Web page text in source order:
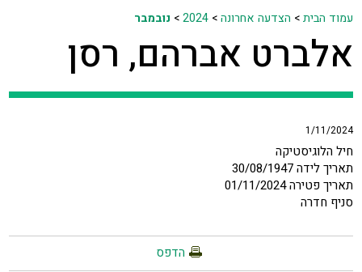
עמוד הבית> הצדעה אחרונה>
2024
>נובמבר
אלברט אברהם, רסן
1/11/2024
חיל הלוגיסטיקה
תאריך לידה 30/08/1947
תאריך פטירה 01/11/2024
סניף חדרה
הדפס